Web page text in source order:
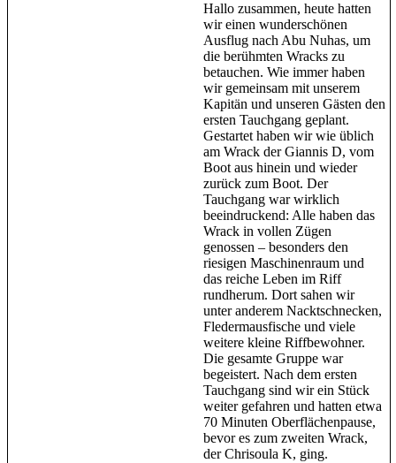
Hallo zusammen, heute hatten
wir einen wunderschönen
Ausflug nach Abu Nuhas, um
die berühmten Wracks zu
betauchen. Wie immer haben
wir gemeinsam mit unserem
Kapitän und unseren Gästen den
ersten Tauchgang geplant.
Gestartet haben wir wie üblich
am Wrack der Giannis D, vom
Boot aus hinein und wieder
zurück zum Boot. Der
Tauchgang war wirklich
beeindruckend: Alle haben das
Wrack in vollen Zügen
genossen – besonders den
riesigen Maschinenraum und
das reiche Leben im Riff
rundherum. Dort sahen wir
unter anderem Nacktschnecken,
Fledermausfische und viele
weitere kleine Riffbewohner.
Die gesamte Gruppe war
begeistert. Nach dem ersten
Tauchgang sind wir ein Stück
weiter gefahren und hatten etwa
70 Minuten Oberflächenpause,
bevor es zum zweiten Wrack,
der Chrisoula K, ging.